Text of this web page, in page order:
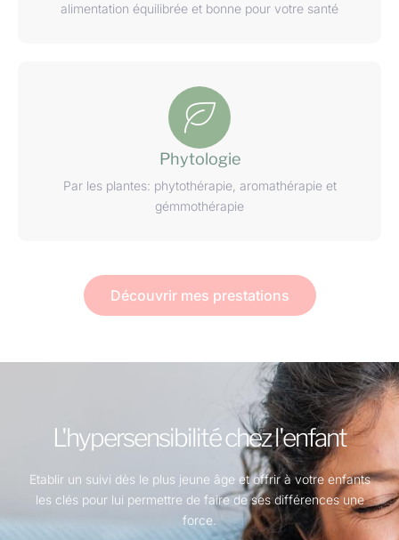
alimentation équilibrée et bonne pour votre santé
Phytologie
Par les plantes: phytothérapie, aromathérapie et
gémmothérapie
Découvrir mes prestations
L'hypersensibilité chez l'enfant
Etablir un suivi dès le plus jeune âge et offrir à votre enfants
les clés pour lui permettre de faire de ses différences une
force.